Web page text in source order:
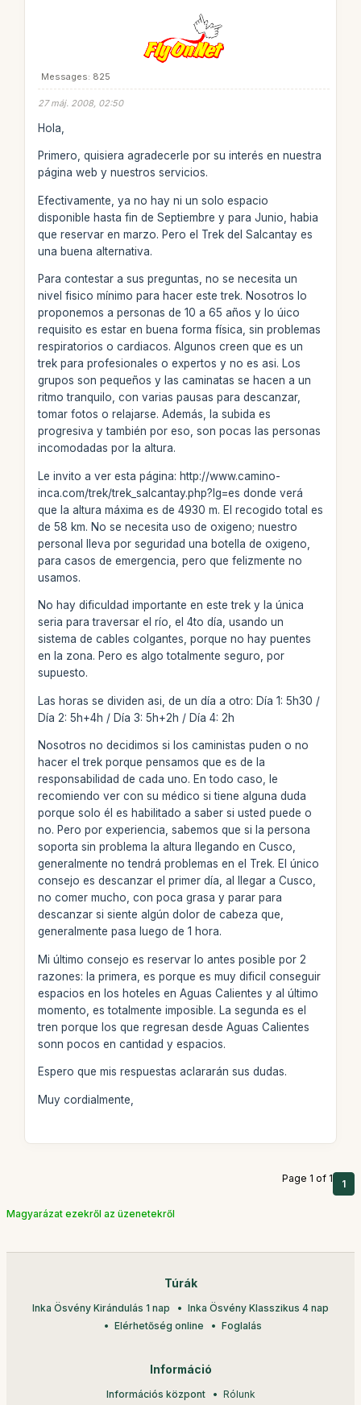
Messages: 825
27 máj. 2008, 02:50
Hola,
Primero, quisiera agradecerle por su interés en nuestra
página web y nuestros servicios.
Efectivamente, ya no hay ni un solo espacio
disponible hasta fin de Septiembre y para Junio, habia
que reservar en marzo. Pero el Trek del Salcantay es
una buena alternativa.
Para contestar a sus preguntas, no se necesita un
nivel fisico mínimo para hacer este trek. Nosotros lo
proponemos a personas de 10 a 65 años y lo úico
requisito es estar en buena forma física, sin problemas
respiratorios o cardiacos. Algunos creen que es un
trek para profesionales o expertos y no es asi. Los
grupos son pequeños y las caminatas se hacen a un
ritmo tranquilo, con varias pausas para descanzar,
tomar fotos o relajarse. Además, la subida es
progresiva y también por eso, son pocas las personas
incomodadas por la altura.
Le invito a ver esta página: http://www.camino-
inca.com/trek/trek_salcantay.php?lg=es donde verá
que la altura máxima es de 4930 m. El recogido total es
de 58 km. No se necesita uso de oxigeno; nuestro
personal lleva por seguridad una botella de oxigeno,
para casos de emergencia, pero que felizmente no
usamos.
No hay dificuldad importante en este trek y la única
seria para traversar el río, el 4to día, usando un
sistema de cables colgantes, porque no hay puentes
en la zona. Pero es algo totalmente seguro, por
supuesto.
Las horas se dividen asi, de un día a otro: Día 1: 5h30 /
Día 2: 5h+4h / Día 3: 5h+2h / Día 4: 2h
Nosotros no decidimos si los caministas puden o no
hacer el trek porque pensamos que es de la
responsabilidad de cada uno. En todo caso, le
recomiendo ver con su médico si tiene alguna duda
porque solo él es habilitado a saber si usted puede o
no. Pero por experiencia, sabemos que si la persona
soporta sin problema la altura llegando en Cusco,
generalmente no tendrá problemas en el Trek. El único
consejo es descanzar el primer día, al llegar a Cusco,
no comer mucho, con poca grasa y parar para
descanzar si siente algún dolor de cabeza que,
generalmente pasa luego de 1 hora.
Mi último consejo es reservar lo antes posible por 2
razones: la primera, es porque es muy dificil conseguir
espacios en los hoteles en Aguas Calientes y al último
momento, es totalmente imposible. La segunda es el
tren porque los que regresan desde Aguas Calientes
sonn pocos en cantidad y espacios.
Espero que mis respuestas aclararán sus dudas.
Muy cordialmente,
Page 1 of 1 1
Magyarázat ezekről az üzenetekről
Túrák
Inka Ösvény Kirándulás 1 nap
Inka Ösvény Klasszikus 4 nap
Elérhetőség online
Foglalás
Információ
Információs központ Rólunk